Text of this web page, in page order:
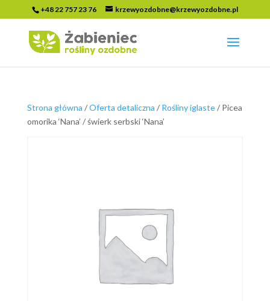
+48 22 757 23 76 krzewyozdobne@krzewyozdobne.pl
Strona główna /Oferta detaliczna / Rośliny iglaste/ Picea
omorika ‘Nana’ / świerk serbski ‘Nana’